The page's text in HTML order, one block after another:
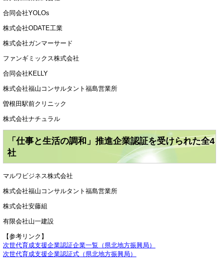
合同会社YOLOs
株式会社ODATE工業
株式会社ガンマーサード
ファンギミックス株式会社
合同会社KELLY
株式会社福山コンサルタント福島営業所
曽根田駅前クリニック
株式会社ナチュラル
「仕事と生活の調和」推進企業認証を受けられた全4
社
マルワビジネス株式会社
株式会社福山コンサルタント福島営業所
株式会社安藤組
有限会社山一建設
【参考リンク】
次世代育成支援企業認証企業一覧（県北地方振興局）
次世代育成支援企業認証式（県北地方振興局）